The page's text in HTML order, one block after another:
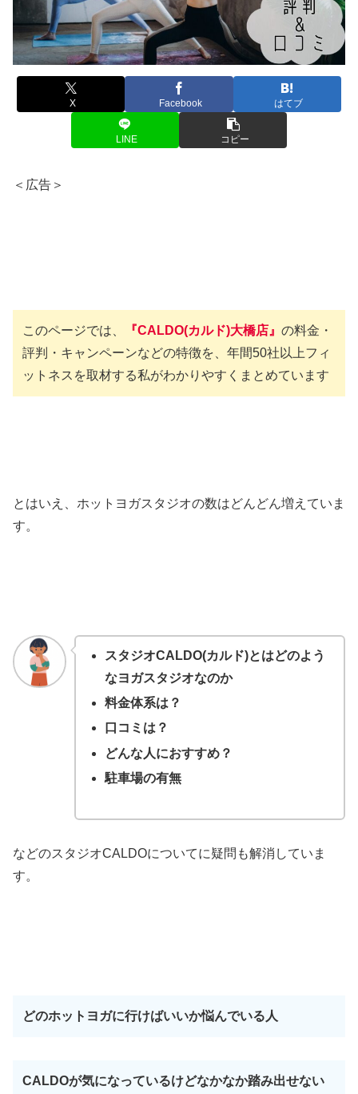
X Facebook はてブ
LINE コピー
＜広告＞
このページでは、 『CALDO(カルド)大橋店』 の料金・
評判・キャンペーンなどの特徴を、年間50社以上フィ
ットネスを取材する私がわかりやすくまとめています
とはいえ、ホットヨガスタジオの数はどんどん増えていま
す。
スタジオCALDO(カルド)とはどのよう
なヨガスタジオなのか
料金体系は？
口コミは？
どんな人におすすめ？
駐車場の有無
などのスタジオCALDOについてに疑問も解消していま
す。
どのホットヨガに行けばいいか悩んでいる人
CALDOが気になっているけどなかなか踏み出せない